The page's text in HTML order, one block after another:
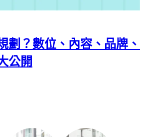
劃？數位、內容、品牌、
公開